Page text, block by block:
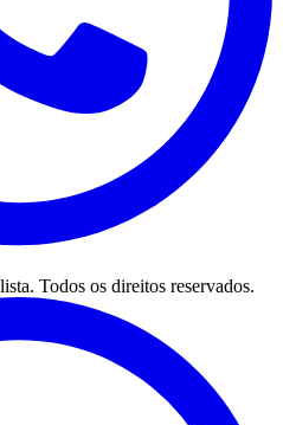
Todos os direitos reservados.